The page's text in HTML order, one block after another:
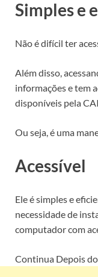
Simples e
Não é difícil ter
Além disso,
informações e tem
disponíveis pela
Ou seja, é uma
Acessível
Ele é simples e
necessidade de
computador com
Continua Depois